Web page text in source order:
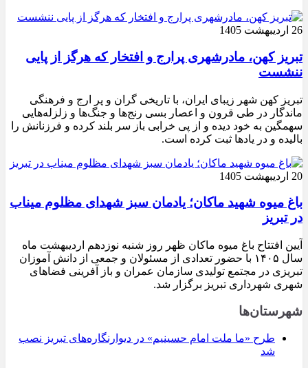
26 اردیبهشت 1405
تبریز کهن، مادرشهری پرارج و افتخار که هرگز از پایی
ننشست
تبریز کهن شهر زیبای ایران، با تاریخی گران و پر ارج و فرهنگی
ماندگار در طی قرون و اعصار بسی رنج‌ها و جنگ‌ها و زلزله‌هایی
سهمگین به خود دیده و از پی خرابی باز سر بلند کرده و فرزنانش را
بالیده و در یادها ثبت کرده است.
20 اردیبهشت 1405
باغ میوه شهید ماکان؛ یادمان سبز شهدای مظلوم میناب
در تبریز
آیین افتتاح باغ میوه ماکان ظهر روز شنبه نوزدهم اردیبهشت ماه
سال ۱۴۰۵ با حضور تعدادی از مسئولان و جمعی از دانش آموزان
تبریزی در مجتمع تولیدی سازمان عمران و باز آفرینی فضاهای
شهری شهرداری تبریز برگزار شد.
شهرستان‌ها
طرح «ما ملت امام حسینیم» در دیوارنگاره‌های تبریز نصب
شد